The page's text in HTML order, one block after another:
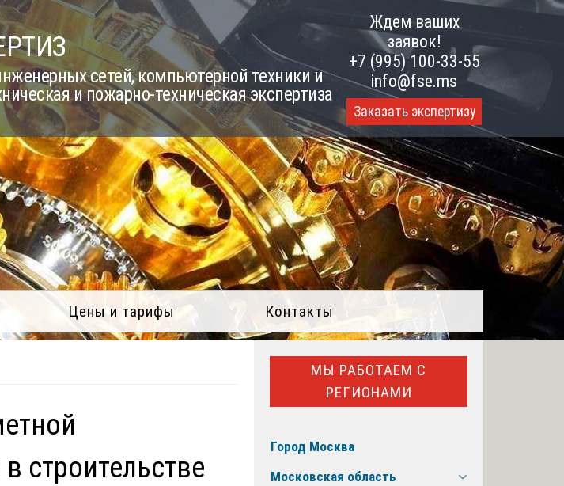
сетей, компьютерной техники и
и пожарно-техническая экспертиза
Ждем ваших
заявок!
+7 (995) 100-33-55
info@fse.ms
Заказать экспертизу
Цены и тарифы Контакты
строительстве
МЫ РАБОТАЕМ С
РЕГИОНАМИ
Город Москва
Московская область